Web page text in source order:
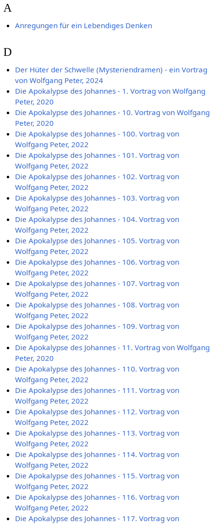
A
Anregungen für ein Lebendiges Denken
D
Der Hüter der Schwelle (Mysteriendramen) - ein Vortrag
von Wolfgang Peter, 2024
Die Apokalypse des Johannes - 1. Vortrag von Wolfgang
Peter, 2020
Die Apokalypse des Johannes - 10. Vortrag von Wolfgang
Peter, 2020
Die Apokalypse des Johannes - 100. Vortrag von
Wolfgang Peter, 2022
Die Apokalypse des Johannes - 101. Vortrag von
Wolfgang Peter, 2022
Die Apokalypse des Johannes - 102. Vortrag von
Wolfgang Peter, 2022
Die Apokalypse des Johannes - 103. Vortrag von
Wolfgang Peter, 2022
Die Apokalypse des Johannes - 104. Vortrag von
Wolfgang Peter, 2022
Die Apokalypse des Johannes - 105. Vortrag von
Wolfgang Peter, 2022
Die Apokalypse des Johannes - 106. Vortrag von
Wolfgang Peter, 2022
Die Apokalypse des Johannes - 107. Vortrag von
Wolfgang Peter, 2022
Die Apokalypse des Johannes - 108. Vortrag von
Wolfgang Peter, 2022
Die Apokalypse des Johannes - 109. Vortrag von
Wolfgang Peter, 2022
Die Apokalypse des Johannes - 11. Vortrag von Wolfgang
Peter, 2020
Die Apokalypse des Johannes - 110. Vortrag von
Wolfgang Peter, 2022
Die Apokalypse des Johannes - 111. Vortrag von
Wolfgang Peter, 2022
Die Apokalypse des Johannes - 112. Vortrag von
Wolfgang Peter, 2022
Die Apokalypse des Johannes - 113. Vortrag von
Wolfgang Peter, 2022
Die Apokalypse des Johannes - 114. Vortrag von
Wolfgang Peter, 2022
Die Apokalypse des Johannes - 115. Vortrag von
Wolfgang Peter, 2022
Die Apokalypse des Johannes - 116. Vortrag von
Wolfgang Peter, 2022
Die Apokalypse des Johannes - 117. Vortrag von